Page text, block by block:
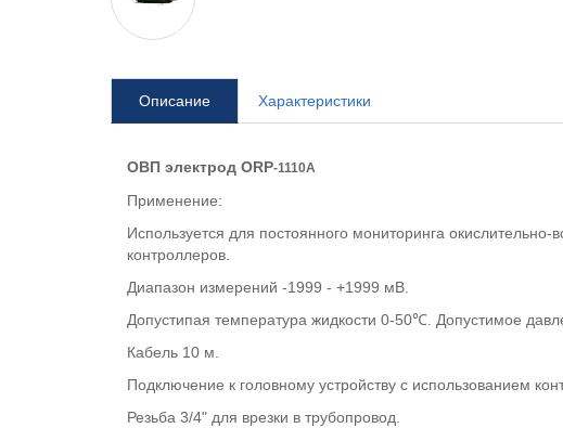
Описание Характеристики
ОВП электрод ORP-1110A
Применение:
Используется для постоянного мониторинга
контроллеров.
Диапазон измерений -1999 - +1999 мВ.
Допустипая температура жидкости 0-50℃. Допустимое
Кабель 10 м.
Подключение к головному устройству с использованием
Резьба 3/4" для врезки в трубопровод.